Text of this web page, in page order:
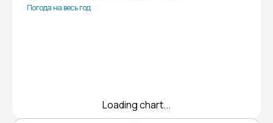
Погода на весь год
Loading chart...